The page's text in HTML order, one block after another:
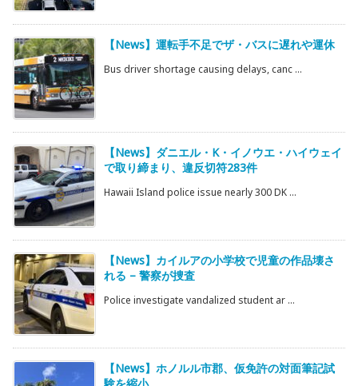
【News】運転手不足でザ・バスに遅れや運休
Bus driver shortage causing delays, canc ...
【News】ダニエル・K・イノウエ・ハイウェイ
で取り締まり、違反切符283件
Hawaii Island police issue nearly 300 DK ...
【News】カイルアの小学校で児童の作品壊さ
れる – 警察が捜査
Police investigate vandalized student ar ...
【News】ホノルル市郡、仮免許の対面筆記試